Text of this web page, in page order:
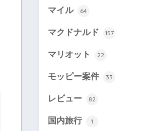
マイル 64
マクドナルド 157
マリオット 22
モッピー案件 33
レビュー 82
国内旅行 1